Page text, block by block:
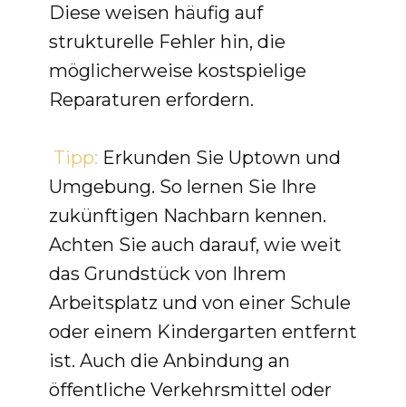
Diese weisen häufig auf
strukturelle Fehler hin, die
möglicherweise kostspielige
Reparaturen erfordern.
Tipp: Erkunden Sie Uptown und
Umgebung. So lernen Sie Ihre
zukünftigen Nachbarn kennen.
Achten Sie auch darauf, wie weit
das Grundstück von Ihrem
Arbeitsplatz und von einer Schule
oder einem Kindergarten entfernt
ist. Auch die Anbindung an
öffentliche Verkehrsmittel oder